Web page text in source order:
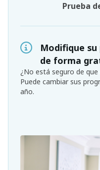
Prueba
Modifique
de forma
¿No está seguro de
Puede cambiar sus
año.